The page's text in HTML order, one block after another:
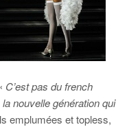
C’est pas du french
nouvelle génération qui
emplumées et topless,